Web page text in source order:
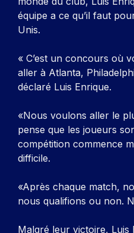
équipe a ce qu’il faut
Unis.
« C’est un concours où
aller à Atlanta,
déclaré Luis Enrique.
«Nous voulons aller le
pense que les joueurs
compétition commence
difficile.
«Après chaque match,
nous qualifions ou non.
Malgré leur victoire, Luis